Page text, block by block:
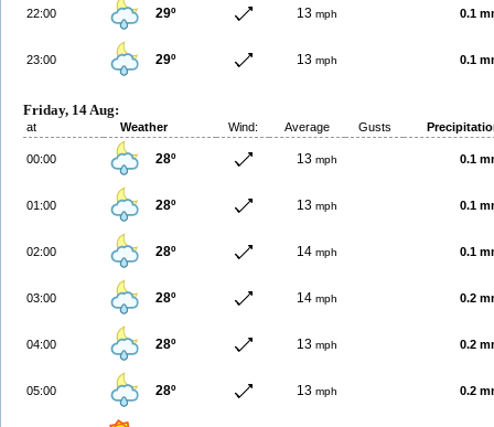
22:00 29º 13 mph 0.1
23:00 29º 13 mph 0.1
Friday, 14 Aug:
at Weather Wind: Average Gusts
00:00 28º 13 mph 0.1
01:00 28º 13 mph 0.1
02:00 28º 14 mph 0.1
03:00 28º 14 mph 0.2
04:00 28º 13 mph 0.2
05:00 28º 13 mph 0.2